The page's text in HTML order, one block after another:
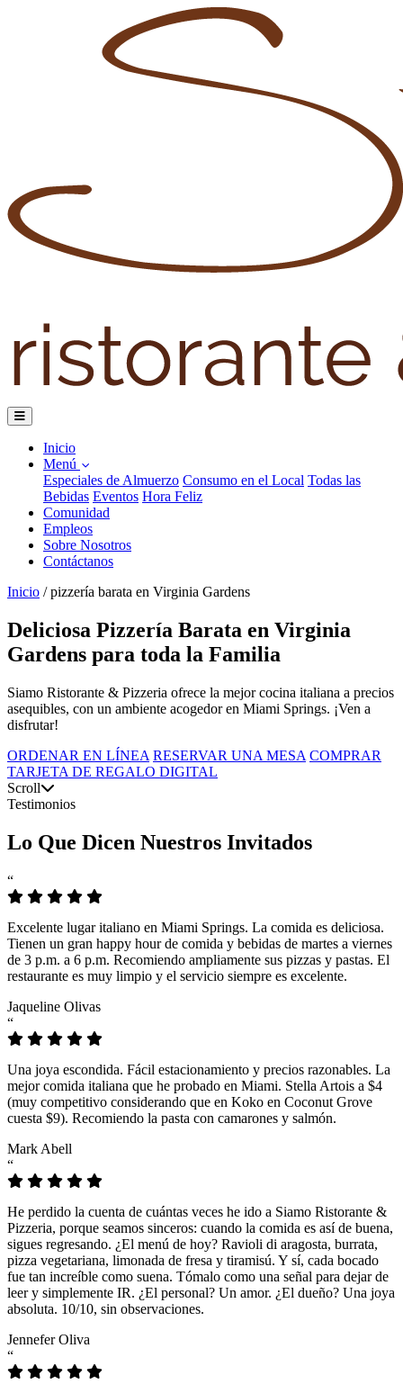
Inicio
Menú
Especiales de Almuerzo Consumo en el Local Todas las
Bebidas Eventos Hora Feliz
Comunidad
Empleos
Sobre Nosotros
Contáctanos
Inicio / pizzería barata en Virginia Gardens
Deliciosa Pizzería Barata en Virginia
Gardens para toda la Familia
Siamo Ristorante & Pizzeria ofrece la mejor cocina italiana a precios
asequibles, con un ambiente acogedor en Miami Springs. ¡Ven a
disfrutar!
ORDENAR EN LÍNEA RESERVAR UNA MESA COMPRAR
TARJETA DE REGALO DIGITAL
Scroll
Testimonios
Lo Que Dicen Nuestros Invitados
“
Excelente lugar italiano en Miami Springs. La comida es deliciosa.
Tienen un gran happy hour de comida y bebidas de martes a viernes
de 3 p.m. a 6 p.m. Recomiendo ampliamente sus pizzas y pastas. El
restaurante es muy limpio y el servicio siempre es excelente.
Jaqueline Olivas
“
Una joya escondida. Fácil estacionamiento y precios razonables. La
mejor comida italiana que he probado en Miami. Stella Artois a $4
(muy competitivo considerando que en Koko en Coconut Grove
cuesta $9). Recomiendo la pasta con camarones y salmón.
Mark Abell
“
He perdido la cuenta de cuántas veces he ido a Siamo Ristorante &
Pizzeria, porque seamos sinceros: cuando la comida es así de buena,
sigues regresando. ¿El menú de hoy? Ravioli di aragosta, burrata,
pizza vegetariana, limonada de fresa y tiramisú. Y sí, cada bocado
fue tan increíble como suena. Tómalo como una señal para dejar de
leer y simplemente IR. ¿El personal? Un amor. ¿El dueño? Una joya
absoluta. 10/10, sin observaciones.
Jennefer Oliva
“